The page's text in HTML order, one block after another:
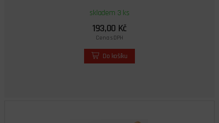
skladem 3 ks
193,00 Kč
Cena s DPH
Do košíku